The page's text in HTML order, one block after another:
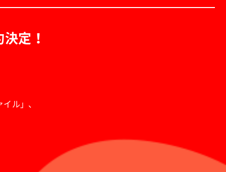
定！
ル」、